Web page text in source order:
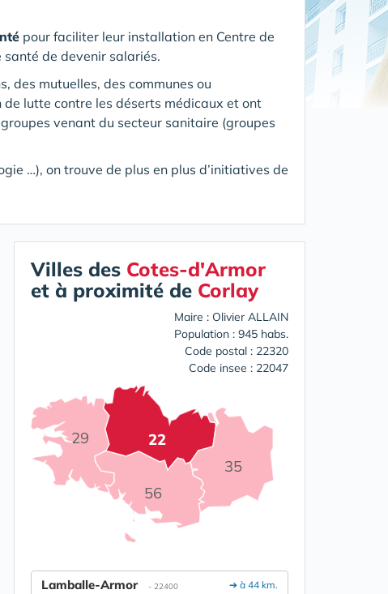
pour faciliter leur installation en Centre de
santé de devenir salariés.
des mutuelles, des communes ou
lutte contre les déserts médicaux et ont
venant du secteur sanitaire (groupes
…), on trouve de plus en plus d’initiatives de
Villes des Cotes-d'Armor
et à proximité de Corlay
Maire : Olivier ALLAIN
Population : 945 habs.
Code postal : 22320
Code insee : 22047
22
29
35
56
➔ à 44 km.
Lamballe-Armor - 22400